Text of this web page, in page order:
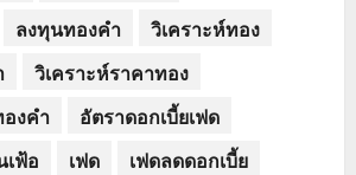
ลงทุนทองคำ
วิเคราะห์ทอง
วิเคราะห์ราคาทอง
งคำ
อัตราดอกเบี้ยเฟด
เฟ้อ เฟด
เฟดลดดอกเบี้ย